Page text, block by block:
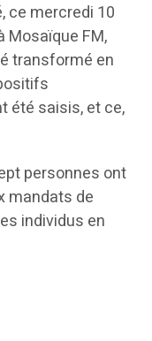
ce mercredi 10
Mosaïque FM,
transformé en
été saisis, et ce,
personnes ont
mandats de
individus en